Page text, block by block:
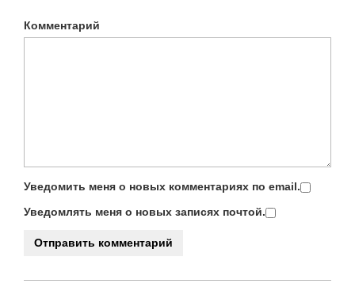
Комментарий
Уведомить меня о новых комментариях по email.
Уведомлять меня о новых записях почтой.